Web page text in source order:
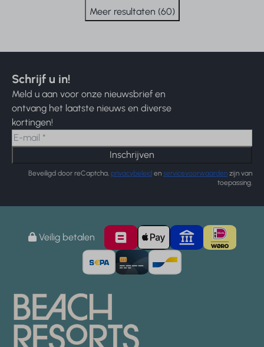
Meer resultaten (60)
Schrijf u in!
Meld u aan voor onze nieuwsbrief en
ontvang het laatste nieuws en diverse
kortingen!
Inschrijven
Beveiligd door reCaptcha, privacybeleid en servicevoorwaarden zijn van
toepassing.
Veilig betalen